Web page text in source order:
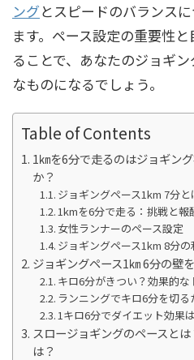
ングとスピードのバランス
ます。ペース設定の重要性
ることで、あなたのジョギ
なものになるでしょう。
Table of Contents
1㎞を6分で走るのはジョギン
か？
ジョギングペース1km 7分と
1kmを6分で走る：挑戦と報
女性ランナーのペース設定
ジョギングペース1km 8分の
ジョギングペース1㎞ 6分の壁
キロ6分がきつい？効果的
ランニングでキロ6分を切る
1キロ6分でダイエット効果
スロージョギングのペースと
は？